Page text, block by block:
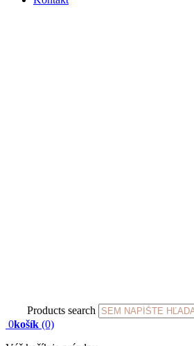
Products search
0košík (0)